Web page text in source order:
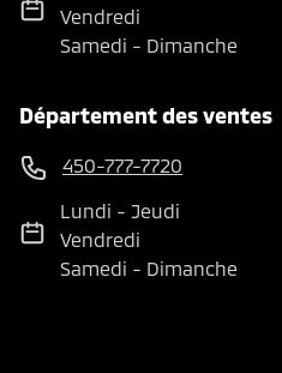
Vendredi
Samedi - Dimanche
Département des ventes
450-777-7720
Lundi - Jeudi
Vendredi
Samedi - Dimanche